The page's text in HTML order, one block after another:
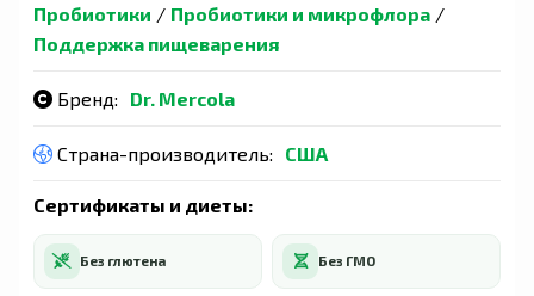
Пробиотики / Пробиотики и микрофлора /
Поддержка пищеварения
Бренд: Dr. Mercola
Страна-производитель: США
Сертификаты и диеты:
Без глютена Без ГМО